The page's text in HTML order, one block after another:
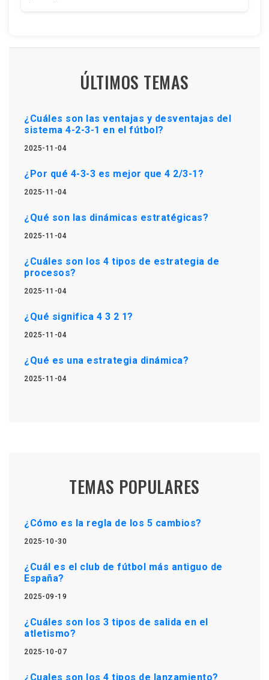
ÚLTIMOS TEMAS
¿Cuáles son las ventajas y desventajas del
sistema 4-2-3-1 en el fútbol?
2025-11-04
¿Por qué 4-3-3 es mejor que 4 2/3-1?
2025-11-04
¿Qué son las dinámicas estratégicas?
2025-11-04
¿Cuáles son los 4 tipos de estrategia de
procesos?
2025-11-04
¿Qué significa 4 3 2 1?
2025-11-04
¿Qué es una estrategia dinámica?
2025-11-04
TEMAS POPULARES
¿Cómo es la regla de los 5 cambios?
2025-10-30
¿Cuál es el club de fútbol más antiguo de
España?
2025-09-19
¿Cuáles son los 3 tipos de salida en el
atletismo?
2025-10-07
¿Cuales son los 4 tipos de lanzamiento?